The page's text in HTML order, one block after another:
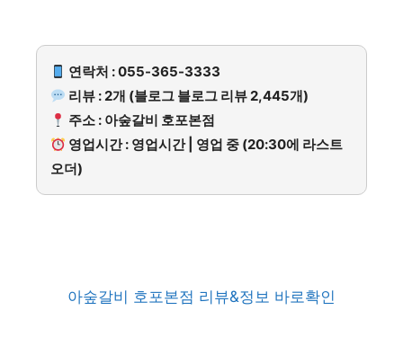
연락처 : 055-365-3333
리뷰 : 2개 (블로그 블로그 리뷰 2,445개)
주소 : 아숲갈비 호포본점
영업시간 : 영업시간 | 영업 중 (20:30에 라스트
오더)
아숲갈비 호포본점 리뷰&정보 바로확인